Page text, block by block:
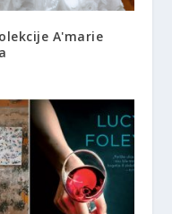
A'marie